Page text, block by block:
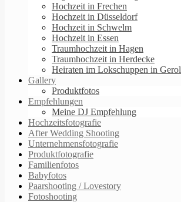
Hochzeit in Frechen
Hochzeit in Düsseldorf
Hochzeit in Schwelm
Hochzeit in Essen
Traumhochzeit in Hagen
Traumhochzeit in Herdecke
Heiraten im Lokschuppen in
Gallery
Produktfotos
Empfehlungen
Meine DJ Empfehlung
Hochzeitsfotografie
After Wedding Shooting
Unternehmensfotografie
Produktfotografie
Familienfotos
Babyfotos
Paarshooting / Lovestory
Fotoshooting